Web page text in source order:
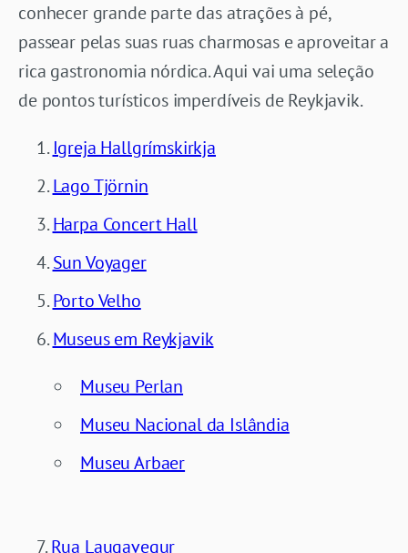
conhecer grande parte das atrações à pé,
passear pelas suas ruas charmosas e aproveitar a
rica gastronomia nórdica. Aqui vai uma seleção
de pontos turísticos imperdíveis de Reykjavik.
Igreja Hallgrímskirkja
Lago Tjörnin
Harpa Concert Hall
Sun Voyager
Porto Velho
Museus em Reykjavik
Museu Perlan
Museu Nacional da Islândia
Museu Arbaer
Rua Laugavegur